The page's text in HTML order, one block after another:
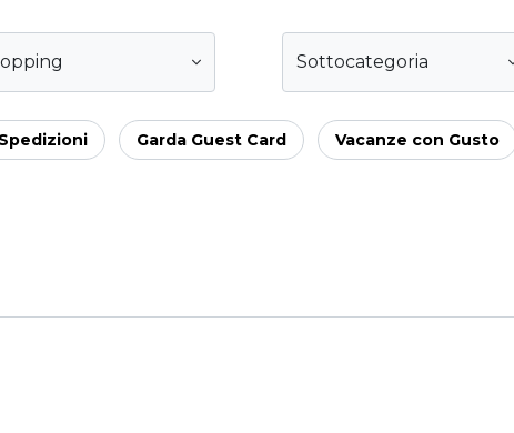
Sottocategoria
Garda Guest Card Vacanze con Gusto